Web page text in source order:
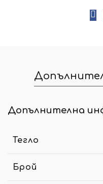
Допълнителна
Тегло
Брой